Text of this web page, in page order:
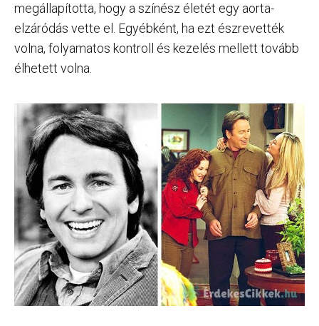
megállapította, hogy a színész életét egy aorta-
elzáródás vette el. Egyébként, ha ezt észrevették
volna, folyamatos kontroll és kezelés mellett tovább
élhetett volna.